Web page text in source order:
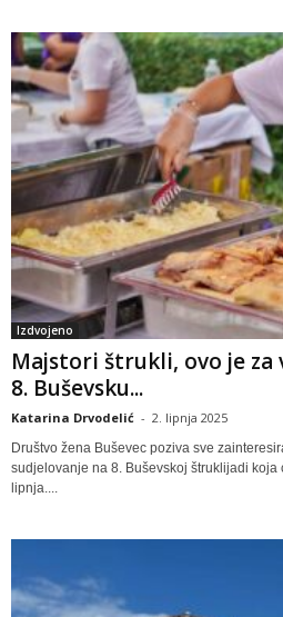
Izdvojeno
Majstori štrukli, ovo je za
8. Buševsku...
Katarina Drvodelić - 2. lipnja 2025
Društvo žena Buševec poziva sve
sudjelovanje na 8. Buševskoj štruklijadi koja
lipnja....